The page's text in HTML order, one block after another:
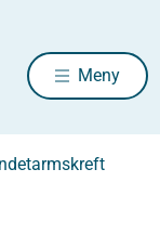
Meny